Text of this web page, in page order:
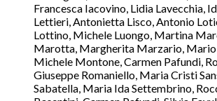
Francesca Iacovino, Lidia Lavecchia,
Lettieri, Antonietta Lisco, Antonio
Lottino, Michele Luongo, Martina
Marotta, Margherita Marzario,
Michele Montone, Carmen Pafundi,
Giuseppe Romaniello, Maria Cristi
Sabatella, Maria Ida Settembrino,